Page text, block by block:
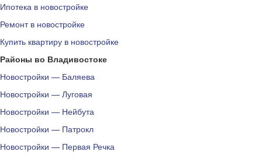
Ипотека в новостройке
Ремонт в новостройке
Купить квартиру в новостройке
Районы во Владивостоке
Новостройки — Баляева
Новостройки — Луговая
Новостройки — Нейбута
Новостройки — Патрокл
Новостройки — Первая Речка